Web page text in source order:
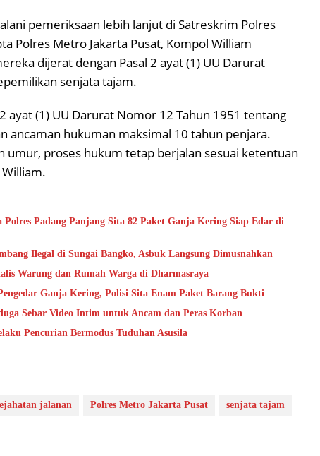
pemeriksaan lebih lanjut di Satreskrim Polres
Polres Metro Jakarta Pusat, Kompol William
dijerat dengan Pasal 2 ayat (1) UU Darurat
senjata tajam.
ayat (1) UU Darurat Nomor 12 Tahun 1951 tentang
ancaman hukuman maksimal 10 tahun penjara.
umur, proses hukum tetap berjalan sesuai ketentuan
Padang Panjang Sita 82 Paket Ganja Kering Siap Edar di
Ilegal di Sungai Bangko, Asbuk Langsung Dimusnahkan
Warung dan Rumah Warga di Dharmasraya
Ganja Kering, Polisi Sita Enam Paket Barang Bukti
Sebar Video Intim untuk Ancam dan Peras Korban
Pencurian Bermodus Tuduhan Asusila
jalanan Polres Metro Jakarta Pusat senjata tajam